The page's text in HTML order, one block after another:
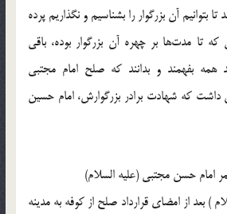
بتوانیم آن بزرگوار را بشناسیم و نگذاریم پرده
تا مدت‌ها بر چهره آن بزرگوار بوده، باقی
همه بفهمند و بدانند که صلح امام مجتبی
داشت که شهادت برادر بزرگوارش، امام حسین
امام حسن مجتبى (عليه السلام)
)‌ بعد از امضاى قرارداد صلح از كوفه به مدينه